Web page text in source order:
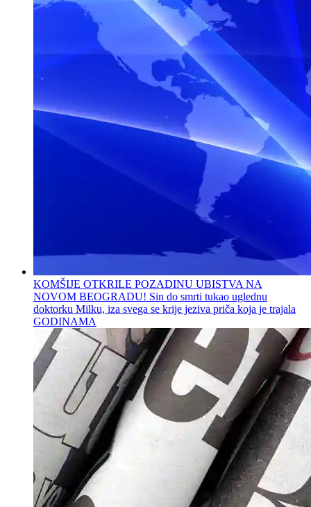
KOMŠIJE OTKRILE POZADINU UBISTVA NA
NOVOM BEOGRADU! Sin do smrti tukao uglednu
doktorku Milku, iza svega se krije jeziva priča koja je trajala
GODINAMA